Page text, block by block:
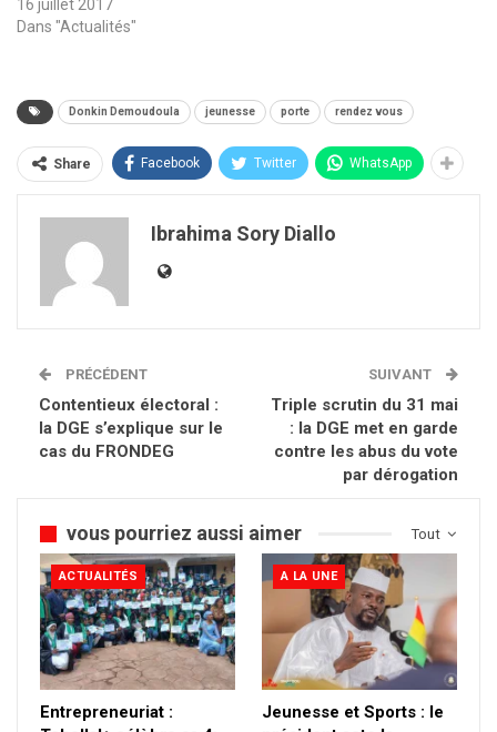
16 juillet 2017
Dans "Actualités"
Donkin Demoudoula jeunesse porte rendez vous
Share Facebook Twitter WhatsApp
Ibrahima Sory Diallo
PRÉCÉDENT
Contentieux électoral :
la DGE s’explique sur le
cas du FRONDEG
SUIVANT
Triple scrutin du 31 mai
: la DGE met en garde
contre les abus du vote
par dérogation
Tout
vous pourriez aussi aimer
ACTUALITÉS
Entrepreneuriat :
A LA UNE
Jeunesse et Sports : le